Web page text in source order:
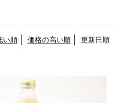
い順 価格の高い順 更新日順